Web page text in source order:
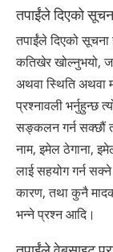
तपाईंले दिएको
तपाईंले दिएको
कतिखेर खोल्नुभयो,
अथवा स्थिति अथवा
प्रश्नावली भर्नुहुन्छ
सङ्कलन गर्न सक्छौं
नाम, इमेल ठेगाना,
लाई सहयोग गर्न
कारण, तथा कुनै
भन्ने प्रश्न आदि।